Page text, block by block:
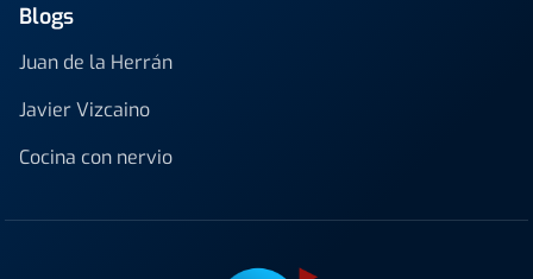
Blogs
Juan de la Herrán
Javier Vizcaino
Cocina con nervio